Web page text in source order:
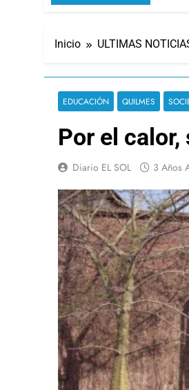
Inicio ULTIMAS
EDUCACIÓN QUILMES
Por el calor,
Diario EL SOL 3 Años